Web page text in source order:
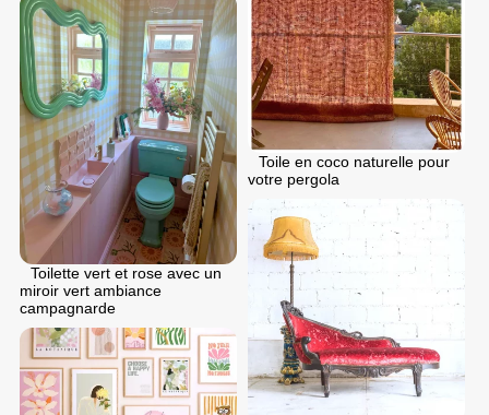
Toile en coco naturelle pour
votre pergola
Toilette vert et rose avec un
miroir vert ambiance
campagnarde